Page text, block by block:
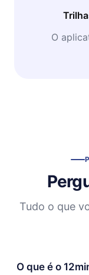
O
Tudo o que
O que é o